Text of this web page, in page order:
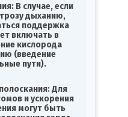
В случае, если
дыханию,
поддержка
включать в
кислорода
(введение
пути).
Для
и ускорения
могут быть